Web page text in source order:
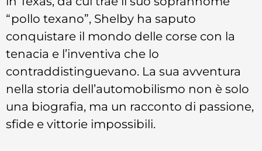
“pollo texano”, Shelby ha saputo
conquistare il mondo delle corse con la
tenacia e l’inventiva che lo
contraddistinguevano. La sua avventura
nella storia dell’automobilismo non è solo
una biografia, ma un racconto di passione,
sfide e vittorie impossibili.